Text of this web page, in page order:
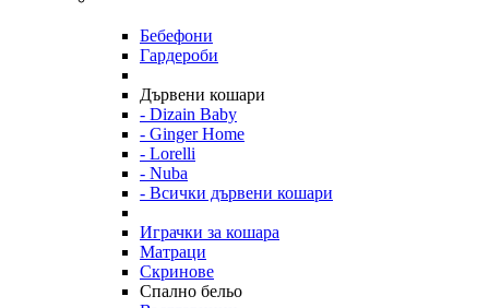
Бебефони
Гардероби
Дървени кошари
- Dizain Baby
- Ginger Home
- Lorelli
- Nuba
- Всички дървени кошари
Играчки за кошара
Матраци
Скринове
Спално бельо